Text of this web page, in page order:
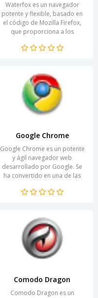
Waterfox es un navegador
potente y flexible, basado en
el código de Mozilla Firefox,
que proporciona a los
privacidad en la red....
Google Chrome
Google Chrome es un potente
y ágil navegador web
desarrollado por Google. Se
ha convertido en una de las
para navegar por Internet...
Comodo Dragon
Comodo Dragon es un